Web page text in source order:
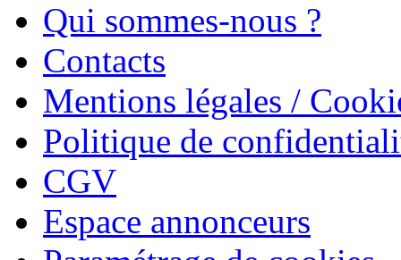
Qui sommes-nous ?
Contacts
Mentions légales /
Politique de
CGV
Espace annonceurs